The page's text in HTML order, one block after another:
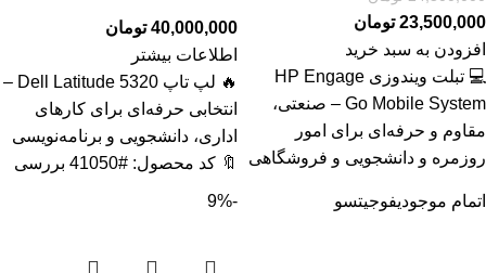
23,500,000 تومان
افزودن به سبد خرید
💻 تبلت ویندوزی HP Engage
Go Mobile System – صنعتی،
مقاوم و حرفه‌ای برای امور
روزمره و دانشجویی و فروشگاهی
40,000,000 تومان
اطلاعات بیشتر
🔥 لپ تاپ Dell Latitude 5320 –
انتخابی حرفه‌ای برای کارهای
اداری، دانشجویی و برنامه‌نویسی
🔖 کد محصول: #41050 بررسی
اتمام موجودیفوجیتسو -9%